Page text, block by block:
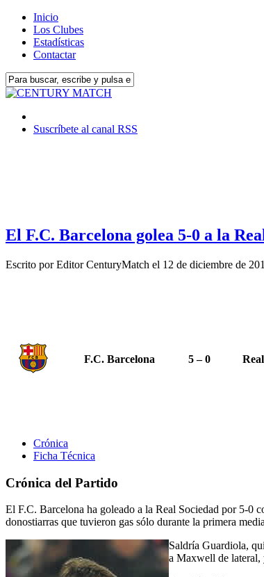
Inicio
Los Clubes
Estadísticas
Contactar
Suscríbete al canal RSS
El F.C. Barcelona golea 5-0 a la
Escrito porEditor CenturyMatch el 12 de diciembre de
F.C. Barcelona 5 – 0
Crónica
Ficha Técnica
Crónica del Partido
El F.C. Barcelona ha goleado a la Real Sociedad por 5-0
donostiarras que tuvieron gas sólo durante la primera
Saldría Guardiola,
a Maxwell de lateral,